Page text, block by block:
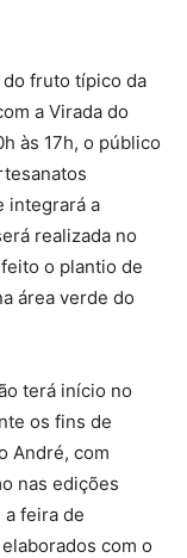
fruto típico da
a Virada do
às 17h, o público
integrará a
realizada no
o plantio de
área verde do
terá início no
os fins de
André, com
nas edições
feira de
com o